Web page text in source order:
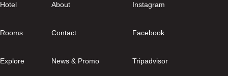
Hotel
Rooms
Explore
About
Contact
News & Promo
Instagram
Facebook
Tripadvisor